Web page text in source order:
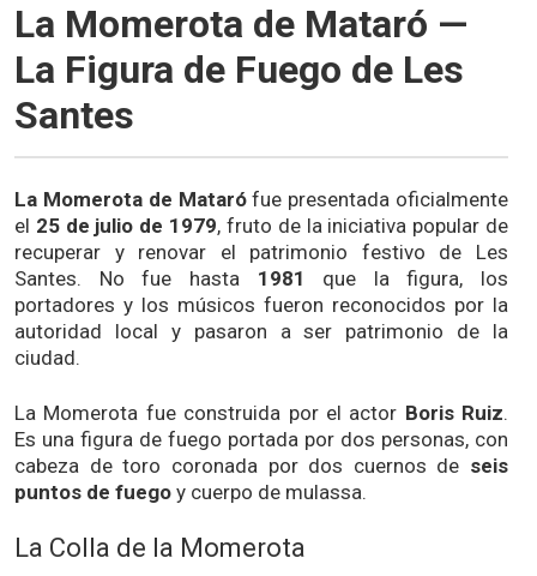
La Momerota de Mataró —
La Figura de Fuego de Les
Santes
La Momerota de Matarófue presentada oficialmente
el 25 de julio de 1979, fruto de la iniciativa popular de
recuperar y renovar el patrimonio festivo de Les
Santes. No fue hasta 1981
que la figura, los
portadores y los músicos fueron reconocidos por la
autoridad local y pasaron a ser patrimonio de la
ciudad.
La Momerota fue construida por el actor Boris Ruiz.
Es una figura de fuego portada por dos personas, con
cabeza de toro coronada por dos cuernos de seis
puntos de fuego y cuerpo de mulassa.
La Colla de la Momerota